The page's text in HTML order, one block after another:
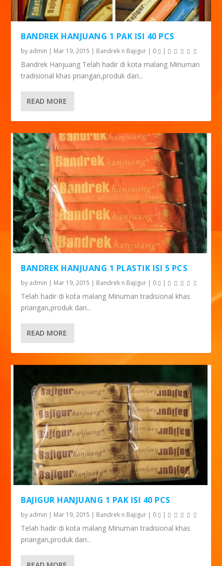
BANDREK HANJUANG 1 PAK ISI 40 PCS
by admin | Mar 19, 2015 | Bandrek n Bajigur | 0 |
Bandrek Hanjuang Telah hadir di kota malang Minuman
tradisional khas priangan,produk dari...
READ MORE
BANDREK HANJUANG 1 PLASTIK ISI 5 PCS
by admin | Mar 19, 2015 | Bandrek n Bajigur | 0 |
Telah hadir di kota malang Minuman tradisional khas
priangan,produk dari...
READ MORE
BAJIGUR HANJUANG 1 PAK ISI 40 PCS
by admin | Mar 19, 2015 | Bandrek n Bajigur | 0 |
Telah hadir di kota malang Minuman tradisional khas
priangan,produk dari...